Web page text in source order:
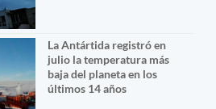
La Antártida registró en
julio la temperatura más
baja del planeta en los
últimos 14 años